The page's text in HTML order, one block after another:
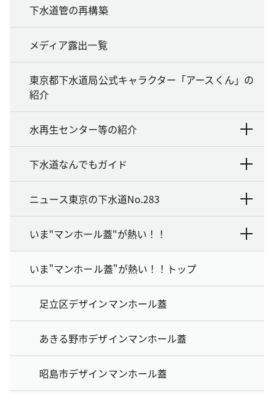
下水道管の再構築
メディア露出一覧
東京都下水道局公式キャラクター「アースくん」の
紹介
水再生センター等の紹介
下水道なんでもガイド
ニュース東京の下水道No.283
いま"マンホール蓋"が熱い！！
いま"マンホール蓋"が熱い！！トップ
足立区デザインマンホール蓋
あきる野市デザインマンホール蓋
昭島市デザインマンホール蓋